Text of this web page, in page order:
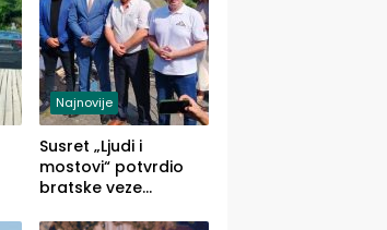
Najnovije
Susret „Ljudi i
mostovi“ potvrdio
bratske veze